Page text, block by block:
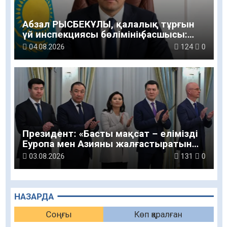
НАЗАРДА
Соңғы
Көп қаралған
Абзал РЫСБЕКҰЛЫ, қалалық тұрғын
үй инспекциясы бөлімінің басшысы:
Тұрғындар үй кезегіне қатысты
деректі ресми ақпарат көзінен алса
деймін
04.08.2026 124 0
Президент: «Басты мақсат – елімізді
Еуропа мен Азияны жалғастыратын
жетекші логистикалық желінің біріне
03.08.2026 131 0